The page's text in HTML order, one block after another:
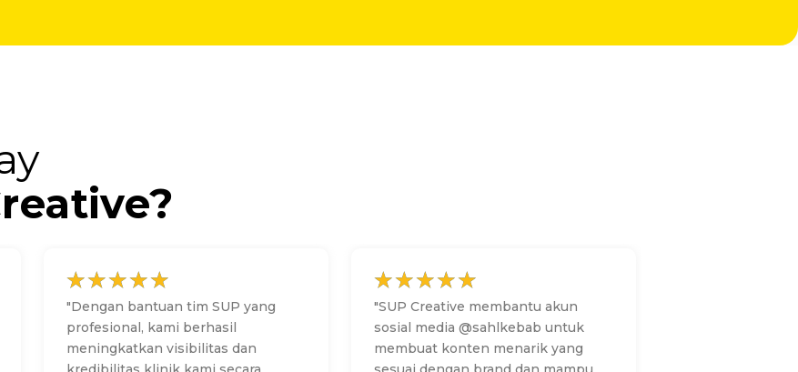
☆☆☆☆☆
"Dengan bantuan tim SUP yang
profesional, kami berhasil
meningkatkan visibilitas dan
☆☆☆☆☆
"SUP Creative membantu akun
sosial media @sahlkebab untuk
membuat konten menarik yang